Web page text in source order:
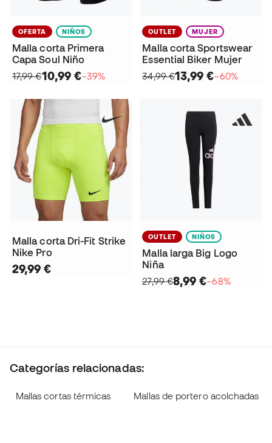
OFERTA NIÑOS
Malla corta Primera
Capa Soul Niño
17,99 €10,99 €−39%
OUTLET MUJER
Malla corta Sportswear
Essential Biker Mujer
34,99 €13,99 €−60%
Malla corta Dri-Fit Strike
Nike Pro
29,99 €
OUTLET NIÑOS
Malla larga Big Logo
Niña
27,99 €8,99 €−68%
Categorías relacionadas:
Mallas cortas térmicas Mallas de portero acolchadas